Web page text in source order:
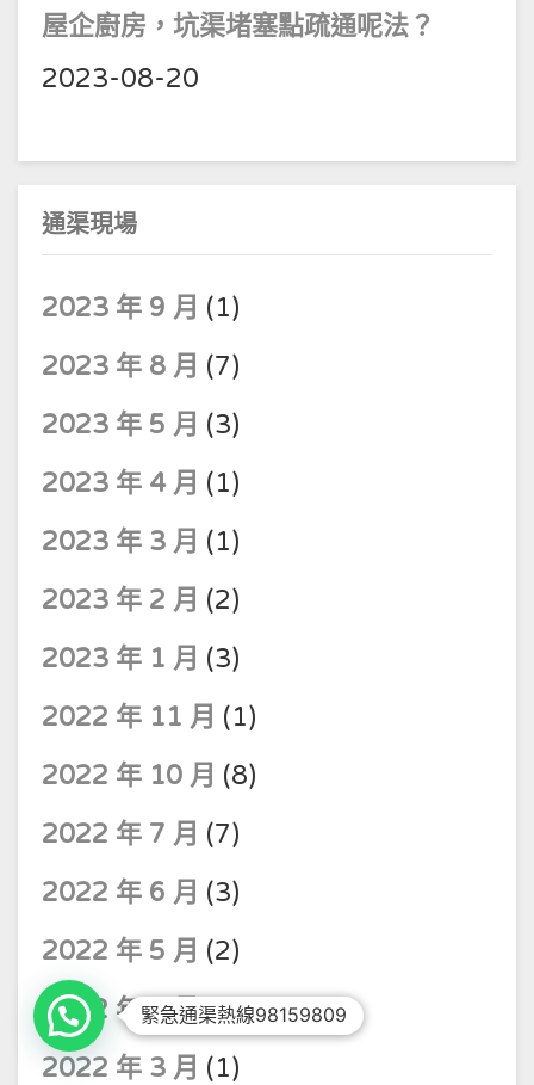
屋企廚房，坑渠堵塞點疏通呢法？
2023-08-20
通渠現場
2023 年 9 月 (1)
2023 年 8 月 (7)
2023 年 5 月 (3)
2023 年 4 月 (1)
2023 年 3 月 (1)
2023 年 2 月 (2)
2023 年 1 月 (3)
2022 年 11 月 (1)
2022 年 10 月 (8)
2022 年 7 月 (7)
2022 年 6 月 (3)
2022 年 5 月 (2)
2022 年 4 月(1)
2022 年 3 月 (1)
緊急通渠熱線98159809